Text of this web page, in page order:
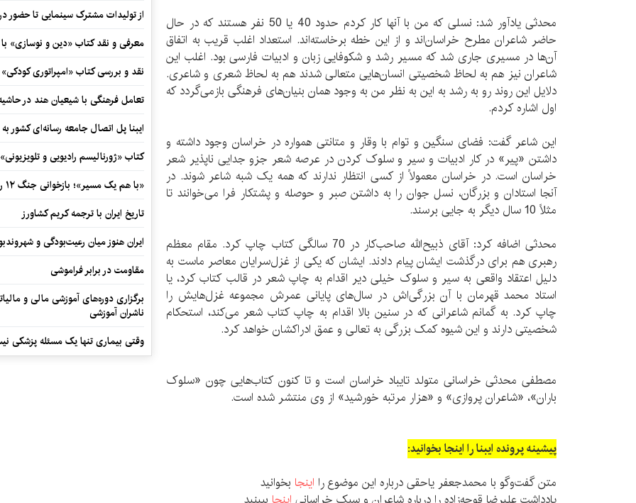
محدثی یادآور شد: نسلی که من با آنها کار کردم حدود 40 یا 50 نفر هستند که در حال
حاضر شاعران مطرح خراسان‌اند و از این خطه برخاسته‌اند. استعداد اغلب قریب به اتفاق
آن‌ها در مسیری جاری شد که مسیر رشد و شکوفایی زبان و ادبیات فارسی بود. اغلب این
شاعران نیز هم به لحاظ شخصیتی انسان‌هایی متعالی شدند هم به لحاظ شعری و شاعری.
دلایل این روند رو به رشد به این به نظر من به وجود همان بنیان‌های فرهنگی بازمی‌گردد که
اول اشاره کردم.
این شاعر گفت: فضای سنگین و توام با وقار و متانتی همواره در خراسان وجود داشته و
داشتن «پیر» در کار ادبیات و سیر و سلوک کردن در عرصه شعر جزو جدایی ناپذیر شعر
خراسان است. در خراسان معمولاً از کسی انتظار ندارند که همه یک شبه شاعر شوند. در
آنجا استادان و بزرگان، نسل جوان را به داشتن صبر و حوصله و پشتکار فرا می‌خوانند تا
مثلاً 10 سال دیگر به جایی برسند.
محدثی اضافه کرد: آقای ذبیح‌الله صاحب‌کار در 70 سالگی کتاب چاپ کرد. مقام معظم
رهبری هم برای درگذشت ایشان پیام دادند. ایشان که یکی از غزل‌سرایان معاصر ماست به
دلیل اعتقاد واقعی به سیر و سلوک خیلی دیر اقدام به چاپ شعر در قالب کتاب کرد، یا
استاد محمد قهرمان با آن بزرگی‌اش در سال‌های پایانی عمرش مجموعه غزل‌هایش را
چاپ کرد. به گمانم شاعرانی که در سنین بالا اقدام به چاپ کتاب شعر می‌کند، استحکام
شخصیتی دارند و این شیوه کمک بزرگی به تعالی و عمق ادراکشان خواهد کرد.
مصطفی محدثی خراسانی متولد تایباد خراسان است و تا کنون کتاب‌هایی چون «سلوک
باران»، «شاعران پروازی» و «هزار مرتبه خورشید» از وی منتشر شده است.
پیشینه پرونده ایبنا را اینجا بخوانید:
متن گفت‌وگو با محمدجعفر یاحقی درباره این موضوع را اینجا بخوانید
از تولیدات مشترک سینمایی تا حضور
معرفی و نقد کتاب «دین و نوسازی»
نقد و بررسی کتاب «امپراتوری کودکی»
تعامل فرهنگی با شیعیان هند در
ایبنا پل اتصال جامعه رسانه‌ای کشور
کتاب «ژورنالیسم رادیویی و تلویزیونی»
«با هم یک مسیر»؛ بازخوانی جنگ ۱۲ روزه در قاب یک رمان کوتاه
تاریخ ایران با ترجمه کریم کشاورز
ایران هنوز میان رعیت‌بودگی و
مقاومت در برابر فراموشی
برگزاری دوره‌های آموزشی مالی و
ناشران آموزشی
وقتی بیماری تنها یک مسئله پزشکی